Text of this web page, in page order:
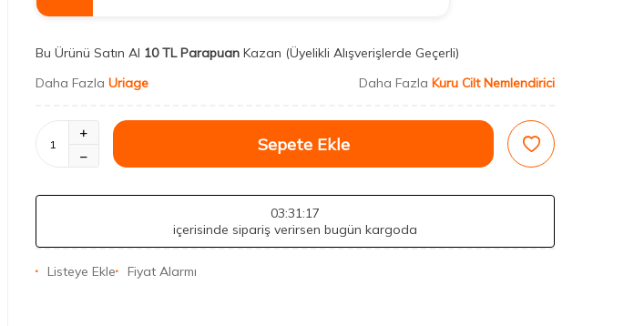
Bu Ürünü Satın Al 10 TL Parapuan Kazan (Üyelikli Alışverişlerde Geçerli)
Daha Fazla Uriage Daha Fazla Kuru Cilt Nemlendirici
Sepete Ekle
03:31:15
içerisinde sipariş verirsen bugün kargoda
Listeye Ekle Fiyat Alarmı